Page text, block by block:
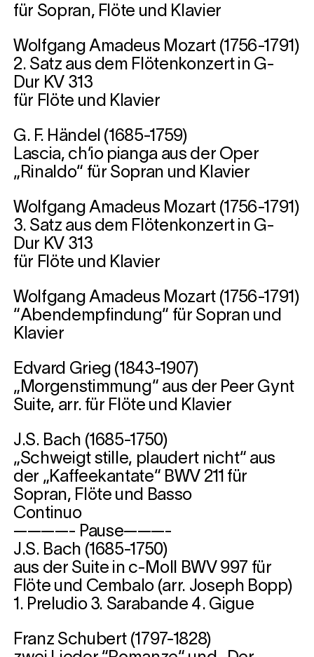
für Sopran, Flöte und Klavier
Wolfgang Amadeus Mozart (1756-1791)
2. Satz aus dem Flötenkonzert in G-
Dur KV 313
für Flöte und Klavier
G. F. Händel (1685-1759)
Lascia, ch‘io pianga aus der Oper
„Rinaldo“ für Sopran und Klavier
Wolfgang Amadeus Mozart (1756-1791)
3. Satz aus dem Flötenkonzert in G-
Dur KV 313
für Flöte und Klavier
Wolfgang Amadeus Mozart (1756-1791)
“Abendempfindung“ für Sopran und
Klavier
Edvard Grieg (1843-1907)
„Morgenstimmung“ aus der Peer Gynt
Suite, arr. für Flöte und Klavier
J.S. Bach (1685-1750)
„Schweigt stille, plaudert nicht“ aus
der „Kaffeekantate“ BWV 211 für
Sopran, Flöte und Basso
Continuo
————- Pause———-
J.S. Bach (1685-1750)
aus der Suite in c-Moll BWV 997 für
Flöte und Cembalo (arr. Joseph Bopp)
1. Preludio 3. Sarabande 4. Gigue
Franz Schubert (1797-1828)